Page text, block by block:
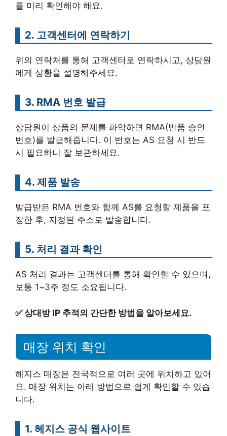
를 미리 확인해야 해요.
2. 고객센터에 연락하기
위의 연락처를 통해 고객센터로 연락하시고, 상담원
에게 상황을 설명해주세요.
3. RMA 번호 발급
상담원이 상품의 문제를 파악하면 RMA(반품 승인
번호)를 발급해줍니다. 이 번호는 AS 요청 시 반드
시 필요하니 잘 보관하세요.
4. 제품 발송
발급받은 RMA 번호와 함께 AS를 요청할 제품을 포
장한 후, 지정된 주소로 발송합니다.
5. 처리 결과 확인
AS 처리 결과는 고객센터를 통해 확인할 수 있으며,
보통 1~3주 정도 소요됩니다.
✅상대방 IP 추적의 간단한 방법을 알아보세요.
매장 위치 확인
헤지스 매장은 전국적으로 여러 곳에 위치하고 있어
요. 매장 위치는 아래 방법으로 쉽게 확인할 수 있습
니다.
1. 헤지스 공식 웹사이트